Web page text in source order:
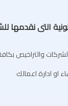
التى نقدمها
والتراخيص
او ادارة اعمالك